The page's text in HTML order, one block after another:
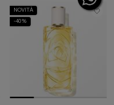
NOVITÀ
-40%